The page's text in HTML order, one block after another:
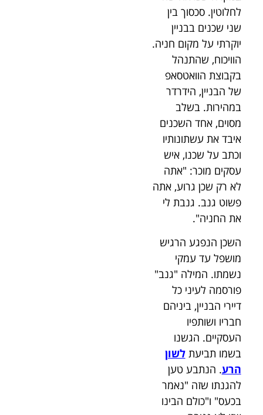
לחלוטין. סכסוך בין
שני שכנים בבניין
יוקרתי על מקום חניה.
הוויכוח, שהתנהל
בקבוצת הוואטסאפ
של הבניין, הידרדר
במהירות. בשלב
מסוים, אחד השכנים
איבד את עשתונותיו
וכתב על שכנו, איש
עסקים מוכר: "אתה
לא רק שכן גרוע, אתה
פשוט גנב. גנבת לי
את החניה".
השכן הנפגע הרגיש
מושפל עד עמקי
נשמתו. המילה "גנב"
פורסמה לעיני כל
דיירי הבניין, ביניהם
חבריו ושותפיו
העסקיים. הגשנו
בשמו תביעתלשון
הרע. הנתבע טען
להגנתו שזה "נאמר
בכעס" ו"כולם הבינו